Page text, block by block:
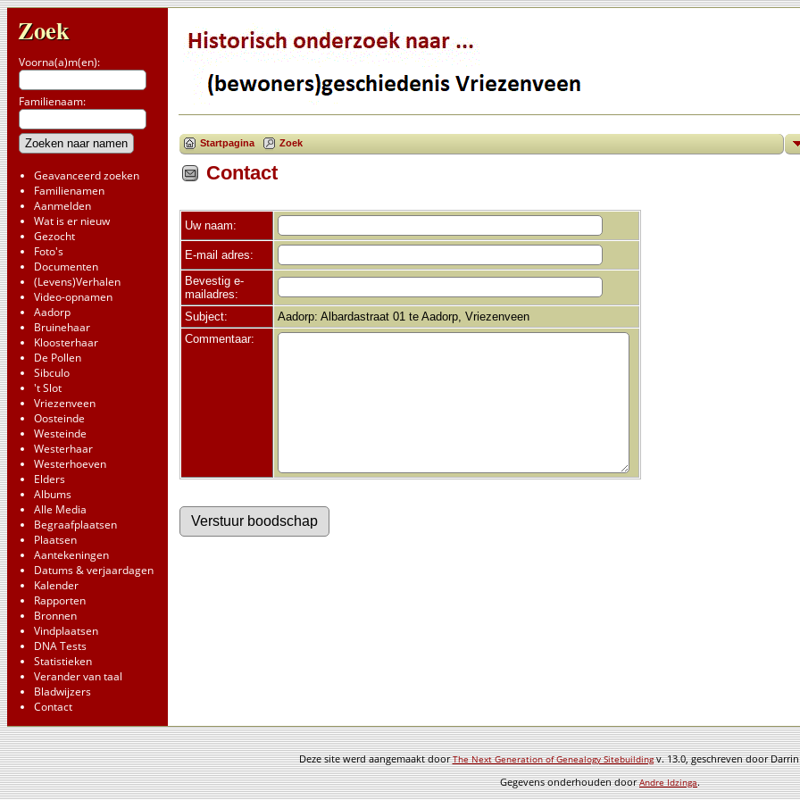
Zoek
Voorna(a)m(en):
Familienaam:
Geavanceerd zoeken
Familienamen
Aanmelden
Wat is er nieuw
Gezocht
Foto's
Documenten
(Levens)Verhalen
Video-opnamen
Aadorp
Bruinehaar
Kloosterhaar
De Pollen
Sibculo
't Slot
Vriezenveen
Oosteinde
Westeinde
Westerhaar
Westerhoeven
Elders
Albums
Alle Media
Begraafplaatsen
Plaatsen
Aantekeningen
Datums & verjaardagen
Kalender
Rapporten
Bronnen
Vindplaatsen
DNA Tests
Statistieken
Verander van taal
Bladwijzers
Contact
Startpagina Zoek
Contact
Uw naam:
E-mail adres:
Bevestig e-
mailadres:
Subject:
Aadorp: Albardastraat 01 te Aadorp, Vriezenveen
Commentaar:
Deze site werd aangemaakt doorThe Next Generation of Genealogy Sitebuildingv. 13.0, geschreven door
Gegevens onderhouden doorAndre Idzinga.